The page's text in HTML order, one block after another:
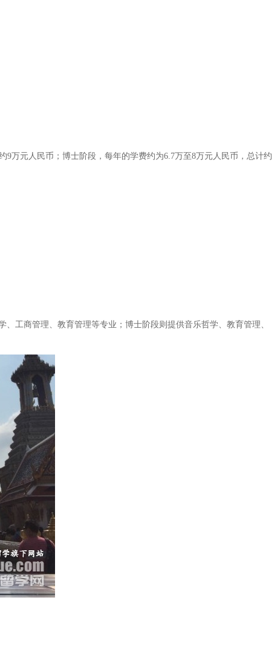
万元人民币；博士阶段，每年的学费约为6.7万至8万元人民币，总计约
工商管理、教育管理等专业；博士阶段则提供音乐哲学、教育管理、